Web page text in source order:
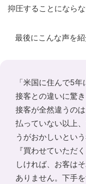
抑圧することになら
最後にこんな声を紹
「米国に住んで5
接客との違いに驚
接客が全然違うの
払っていない以上
うがおかしいとい
『買わせていただ
しければ、お客は
ありません。下手